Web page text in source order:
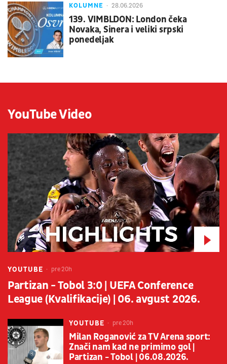
KOLUMNE 28.06.2026
139. VIMBLDON: London čeka
Novaka, Sinera i veliki srpski
ponedeljak
YouTube Video
YOUTUBE pre 20h
Partizan - Tobol 3:0 | UEFA Conference
League (Kvalifikacije) | 06. avgust 2026.
YOUTUBE pre 20h
Milan Roganović za TV Arena sport:
Znači nam kad ne primimo gol |
Partizan - Tobol | 06.08.2026.